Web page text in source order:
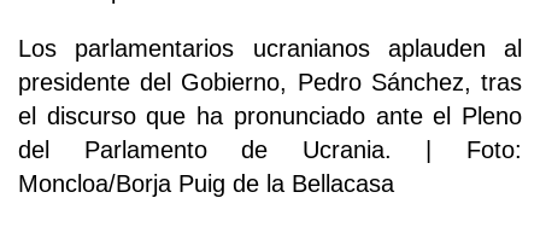
Los parlamentarios ucranianos aplauden al
presidente del Gobierno, Pedro Sánchez, tras
el discurso que ha pronunciado ante el Pleno
del Parlamento de Ucrania. | Foto:
Moncloa/Borja Puig de la Bellacasa